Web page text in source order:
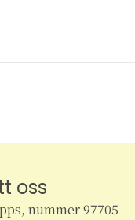
oss
nummer 97705